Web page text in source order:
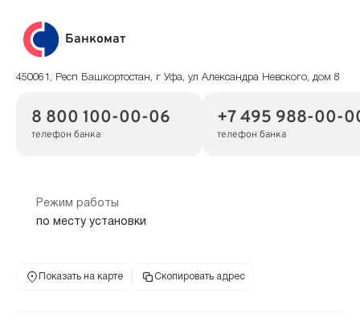
Банкомат
450061, Респ Башкортостан, г Уфа, ул Александра Невского, дом 8
8 800 100-00-06
телефон банка
+7 495 988-00-
телефон банка
Режим работы
по месту установки
Показать на карте Скопировать адрес